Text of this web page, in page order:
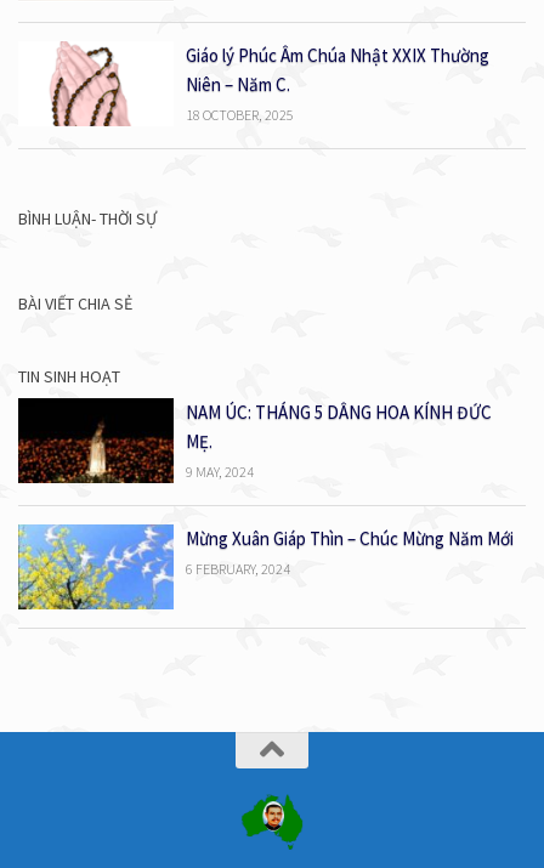
Giáo lý Phúc Âm Chúa Nhật XXIX Thường
Niên – Năm C.
18 OCTOBER, 2025
BÌNH LUẬN- THỜI SỰ
BÀI VIẾT CHIA SẺ
TIN SINH HOẠT
NAM ÚC: THÁNG 5 DÂNG HOA KÍNH ĐỨC
MẸ.
9 MAY, 2024
Mừng Xuân Giáp Thìn – Chúc Mừng Năm Mới
6 FEBRUARY, 2024